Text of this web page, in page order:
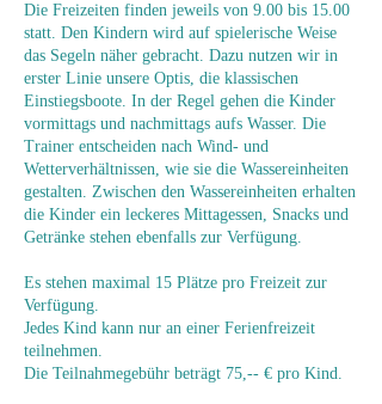
Die Freizeiten finden jeweils von 9.00 bis 15.00
statt. Den Kindern wird auf spielerische Weise
das Segeln näher gebracht. Dazu nutzen wir in
erster Linie unsere Optis, die klassischen
Einstiegsboote. In der Regel gehen die Kinder
vormittags und nachmittags aufs Wasser. Die
Trainer entscheiden nach Wind- und
Wetterverhältnissen, wie sie die Wassereinheiten
gestalten. Zwischen den Wassereinheiten erhalten
die Kinder ein leckeres Mittagessen, Snacks und
Getränke stehen ebenfalls zur Verfügung.
Es stehen maximal 15 Plätze pro Freizeit zur
Verfügung.
Jedes Kind kann nur an einer Ferienfreizeit
teilnehmen.
Die Teilnahmegebühr beträgt 75,-- € pro Kind.